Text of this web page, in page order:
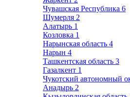
Чувашская Республика 6
Шумерля 2
Алатырь 1
Козловка 1
Нарынская область 4
Нарын 4
Ташкентская область 3
Газалкент 1
Чукотский автономный
Анадырь 2